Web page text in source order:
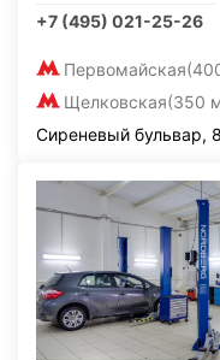
+7 (495) 021-25-26
Первомайская
Щелковская(350
Сиреневый бульвар,